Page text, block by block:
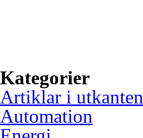
Kategorier
Artiklar i utkanten
Automation